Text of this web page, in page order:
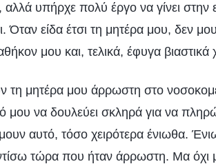
αλλά υπήρχε πολύ έργο να γίνει
Όταν είδα έτσι τη μητέρα μου, δεν
μου και, τελικά, έφυγα
τη μητέρα μου άρρωστη στο
μου να δουλεύει σκληρά για να
αυτό, τόσο χειρότερα ένιωθα.
τώρα που ήταν άρρωστη. Μα